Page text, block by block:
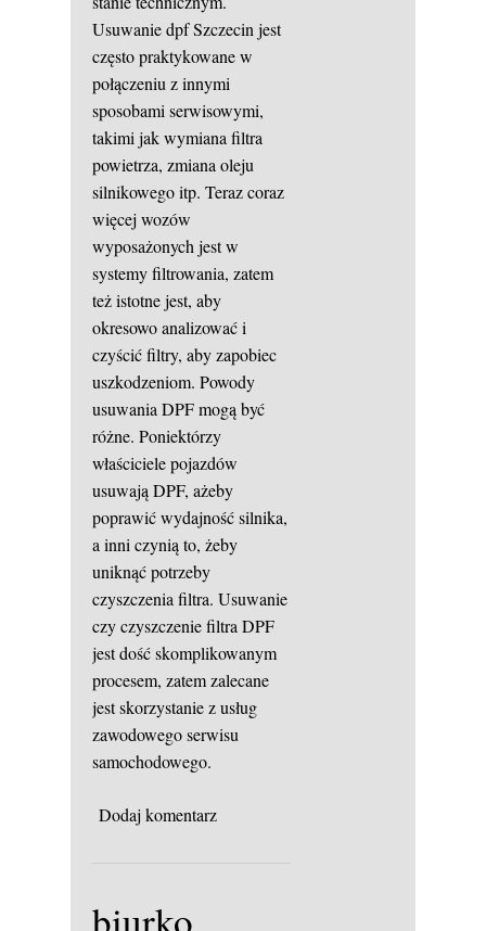
Usuwanie dpf Szczecin jest
często praktykowane w
połączeniu z innymi
sposobami serwisowymi,
takimi jak wymiana filtra
powietrza, zmiana oleju
silnikowego itp. Teraz coraz
więcej wozów
wyposażonych jest w
systemy filtrowania, zatem
też istotne jest, aby
okresowo analizować i
czyścić filtry, aby zapobiec
uszkodzeniom. Powody
usuwania DPF mogą być
różne. Poniektórzy
właściciele pojazdów
usuwają DPF, ażeby
poprawić wydajność silnika,
a inni czynią to, żeby
uniknąć potrzeby
czyszczenia filtra. Usuwanie
czy czyszczenie filtra DPF
jest dość skomplikowanym
procesem, zatem zalecane
jest skorzystanie z usług
zawodowego serwisu
samochodowego.
Dodaj komentarz